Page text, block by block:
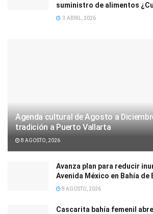
suministro de alimentos
3 ABRIL, 2026
Agenda cultural de Agosto a
tradición a Puerto Vallarta
8 AGOSTO, 2026
Avanza plan para reducir
Avenida México en Bahía de
8 AGOSTO, 2026
Cascarita bahía femenil